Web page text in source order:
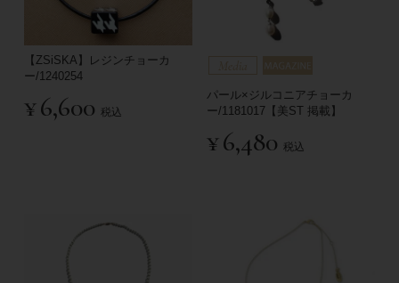
【ZSiSKA】レジンチョーカ
ー/1240254
¥6,600 税込
パール×ジルコニアチョーカ
ー/1181017【美ST 掲載】
¥6,480 税込